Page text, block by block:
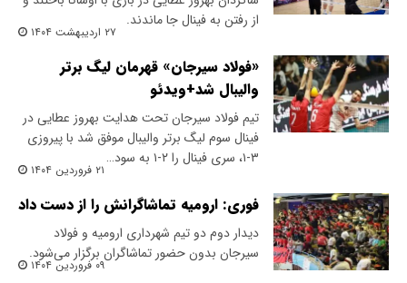
از رفتن به فینال جا ماندند.
۲۷ اردیبهشت ۱۴۰۴
«فولاد سیرجان» قهرمان لیگ برتر
والیبال شد+ویدئو
تیم فولاد سیرجان تحت هدایت بهروز عطایی در
فینال سوم لیگ برتر والیبال موفق شد با پیروزی
۳-۱، سری فینال را ۲-۱ به سود…
۲۱ فروردین ۱۴۰۴
فوری: ارومیه تماشاگرانش را از دست داد
دیدار دوم دو تیم شهرداری ارومیه و فولاد
سیرجان بدون حضور تماشاگران برگزار می‌شود.
۰۹ فروردین ۱۴۰۴